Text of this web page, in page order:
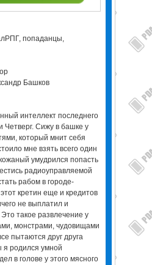
попаданцы,
Башков
интеллект последнего
Четверг. Сижу в башке у
который мнит себя
мне взять всего один
умудрился попасть
радиоуправляемой
рабом в городе-
кретин еще и кредитов
не выплатил и
Это такое развлечение у
монстрами, чудовищами
пытаются друг друга
я родился умной
в голове у этого мясного